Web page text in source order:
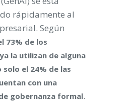
rápidamente al
Según
73% de los
la utilizan de alguna
el 24% de las
con una
gobernanza formal.